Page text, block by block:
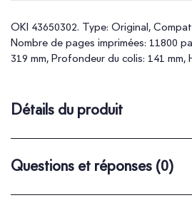
OKI 43650302. Type: Original,
Nombre de pages imprimées: 11800
319 mm, Profondeur du colis: 141 mm,
Détails du produit
Questions et réponses (0)